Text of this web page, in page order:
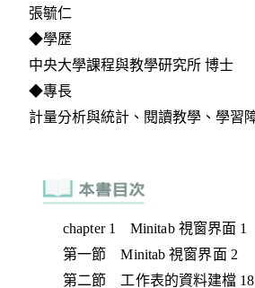
chapter 1 Minitab 視窗界面 1
第一節 Minitab 視窗界面 2
第二節 工作表的資料建檔 18